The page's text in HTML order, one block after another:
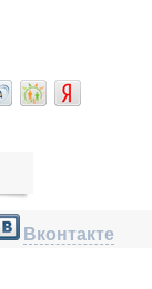
Вконтакте